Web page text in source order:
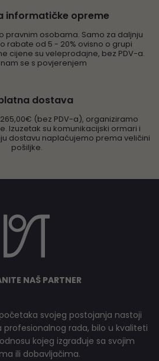
informatičke opreme
pravnim osobama. Samo za daljnju
rabate od 5 - 20% ovisno o grupi
cijene su veleprodajne, bez PDV-a.
se s povjerenjem
dostava
(bez PDV-a), organiziramo
Izuzetak su komunikacijski ormari i
dostavu naplaćujemo prema veličini
pošiljke.
NAŠ PARTNER
svojeg postojanja nastoji
profesionalnog rada, bilo u kvaliteti
kojeg izgrađuje sa svojim
ili dobavljačima.